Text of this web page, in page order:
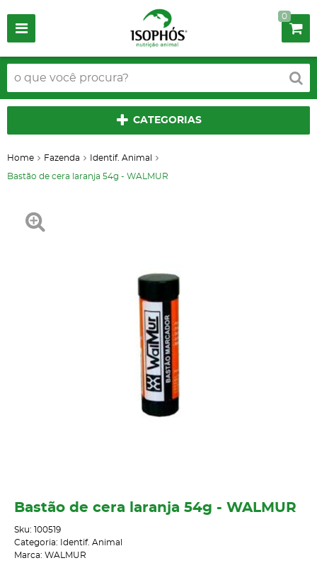
0
CATEGORIAS
Home Fazenda Identif. Animal
Bastão de cera laranja 54g - WALMUR
Bastão de cera laranja 54g - WALMUR
Sku: 100519
Categoria:
Identif. Animal
Marca: WALMUR